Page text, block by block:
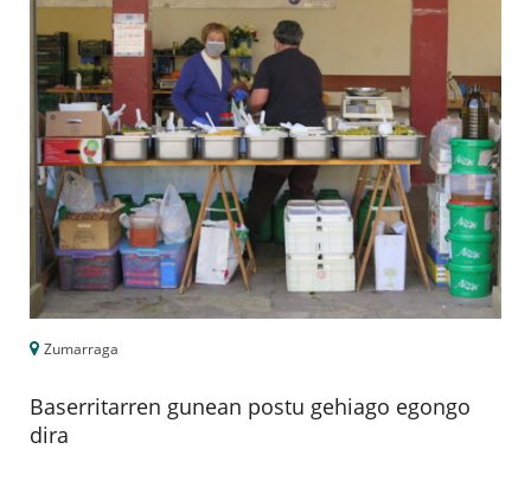
Zumarraga
Baserritarren gunean postu gehiago egongo
dira